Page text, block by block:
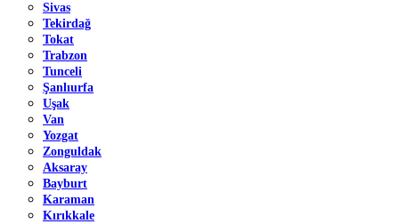
Sivas
Tekirdağ
Tokat
Trabzon
Tunceli
Şanlıurfa
Uşak
Van
Yozgat
Zonguldak
Aksaray
Bayburt
Karaman
Kırıkkale